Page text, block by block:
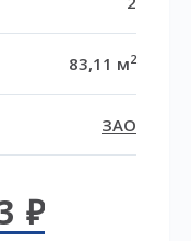
83,11 м2
ЗАО